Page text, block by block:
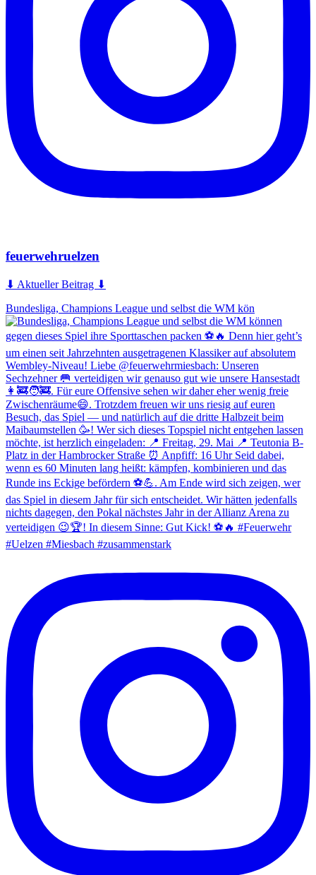
feuerwehruelzen
⬇ Aktueller Beitrag ⬇
Bundesliga, Champions League und selbst die WM kön